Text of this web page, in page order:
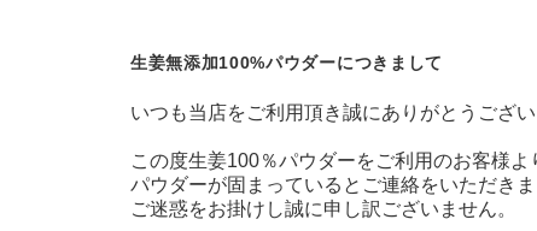
生姜無添加100%パウダーにつきまして
いつも当店をご利用頂き誠にありがとうござい
この度生姜100％パウダーをご利用のお客様よ
パウダーが固まっているとご連絡をいただきま
ご迷惑をお掛けし誠に申し訳ございません。